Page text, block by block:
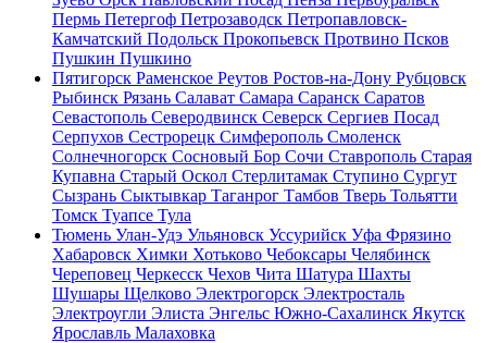
Пермь Петергоф Петрозаводск Петропавловск-
Камчатский Подольск Прокопьевск Протвино Псков
Пушкин Пушкино
Пятигорск Раменское Реутов Ростов-на-Дону Рубцовск
Рыбинск Рязань Салават Самара Саранск Саратов
Севастополь Северодвинск Северск Сергиев Посад
Серпухов Сестрорецк Симферополь Смоленск
Солнечногорск Сосновый Бор Сочи Ставрополь Старая
Купавна Старый Оскол Стерлитамак Ступино Сургут
Сызрань Сыктывкар Таганрог Тамбов Тверь Тольятти
Томск Туапсе Тула
Тюмень Улан-Удэ Ульяновск Уссурийск Уфа Фрязино
Хабаровск Химки Хотьково Чебоксары Челябинск
Череповец Черкесск Чехов Чита Шатура Шахты
Шушары Щелково Электрогорск Электросталь
Электроугли Элиста Энгельс Южно-Сахалинск Якутск
Ярославль Малаховка